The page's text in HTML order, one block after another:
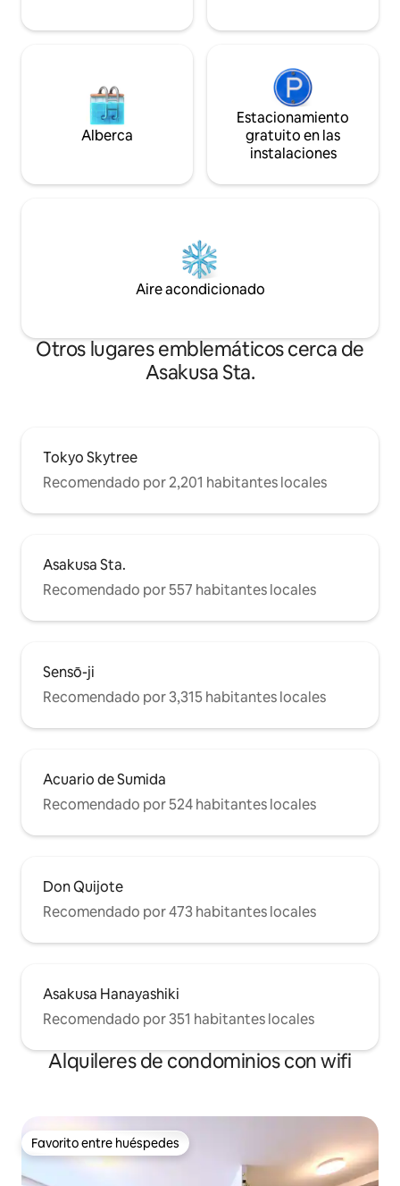
minutos/Ginza: unos 16
acceso al mostrador de información
turística de Asakusa, que es operado por
nosotros. Además de las consultas
turísticas, las “joyas ocultas” y los lugares
locales que no aparecen en las guías se
pueden proporcionar exclusivamente
・Utensilios de
secado en el
lavadora y
habitación ・
acondicionado
refrigeración) ・
Comodidades ・
Alberca
Estacionamiento
gratuito en las
instalaciones
Aire acondicionado
Otros lugares emblemáticos cerca de
Asakusa Sta.
Tokyo Skytree
Recomendado por 2,201 habitantes locales
Asakusa Sta.
Recomendado por 557 habitantes locales
Sensō-ji
Recomendado por 3,315 habitantes locales
Acuario de Sumida
Recomendado por 524 habitantes locales
Don Quijote
Recomendado por 473 habitantes locales
Asakusa Hanayashiki
Recomendado por 351 habitantes locales
Alquileres de condominios con wifi
Favorito entre huéspedes
Favorito entre huéspedes